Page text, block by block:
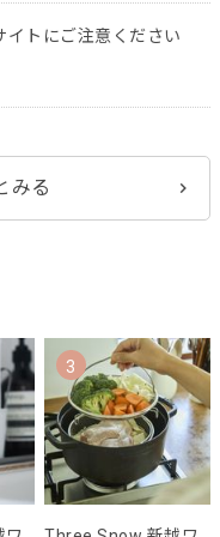
イトにご注意ください
みる
3